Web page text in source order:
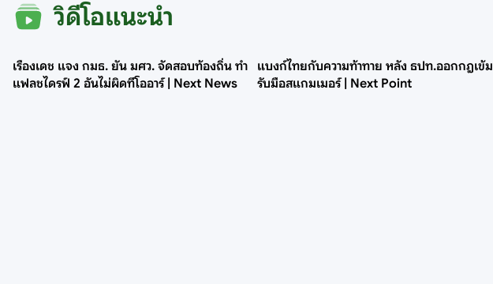
วิดีโอแนะนำ
เรืองเดช แจง กมธ. ยัน มศว. จัดสอบท้องถิ่น ทำ
แฟลชไดรฟ์ 2 อันไม่ผิดทีโออาร์ | Next News
แบงก์ไทยกับความท้าทาย หลัง ธปท.ออกกฎเข้ม
รับมือสแกมเมอร์ | Next Point